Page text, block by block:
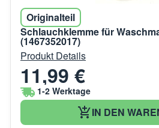
Originalteil
Schlauchklemme für
(1467352017)
Produkt Details
11,99 €
1-2 Werktage
IN DEN